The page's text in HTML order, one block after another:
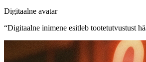
Digitaalne avatar
“Digitaalne inimene esitleb tootetutvustust